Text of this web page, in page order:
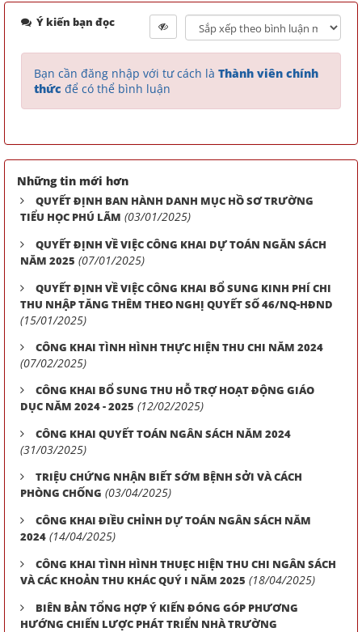
Ý kiến bạn đọc
Bạn cần đăng nhập với tư cách là Thành viên chính
thức để có thể bình luận
Những tin mới hơn
QUYẾT ĐỊNH BAN HÀNH DANH MỤC HỒ SƠ TRƯỜNG
TIỂU HỌC PHÚ LÃM (03/01/2025)
QUYẾT ĐỊNH VỀ VIỆC CÔNG KHAI DỰ TOÁN NGĂN SÁCH
NĂM 2025 (07/01/2025)
QUYẾT ĐỊNH VỀ VIỆC CÔNG KHAI BỔ SUNG KINH PHÍ CHI
THU NHẬP TĂNG THÊM THEO NGHỊ QUYẾT SỐ 46/NQ-HĐND
(15/01/2025)
CÔNG KHAI TÌNH HÌNH THỰC HIỆN THU CHI NĂM 2024
(07/02/2025)
CÔNG KHAI BỔ SUNG THU HỖ TRỢ HOẠT ĐỘNG GIÁO
DỤC NĂM 2024 - 2025 (12/02/2025)
CÔNG KHAI QUYẾT TOÁN NGÂN SÁCH NĂM 2024
(31/03/2025)
TRIỆU CHỨNG NHẬN BIẾT SỚM BỆNH SỞI VÀ CÁCH
PHÒNG CHỐNG (03/04/2025)
CÔNG KHAI ĐIỀU CHỈNH DỰ TOÁN NGÂN SÁCH NĂM
2024 (14/04/2025)
CÔNG KHAI TÌNH HÌNH THUẸC HIỆN THU CHI NGÂN SÁCH
VÀ CÁC KHOẢN THU KHÁC QUÝ I NĂM 2025 (18/04/2025)
BIÊN BẢN TỔNG HỢP Ý KIẾN ĐÓNG GÓP PHƯƠNG
HƯỚNG CHIẾN LƯỢC PHÁT TRIỂN NHÀ TRƯỜNG